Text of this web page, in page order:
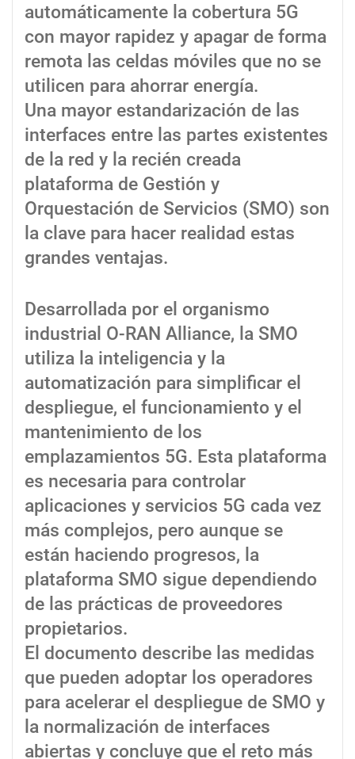
automáticamente la cobertura 5G
con mayor rapidez y apagar de forma
remota las celdas móviles que no se
utilicen para ahorrar energía.
Una mayor estandarización de las
interfaces entre las partes existentes
de la red y la recién creada
plataforma de Gestión y
Orquestación de Servicios (SMO) son
la clave para hacer realidad estas
grandes ventajas.
Desarrollada por el organismo
industrial O-RAN Alliance, la SMO
utiliza la inteligencia y la
automatización para simplificar el
despliegue, el funcionamiento y el
mantenimiento de los
emplazamientos 5G. Esta plataforma
es necesaria para controlar
aplicaciones y servicios 5G cada vez
más complejos, pero aunque se
están haciendo progresos, la
plataforma SMO sigue dependiendo
de las prácticas de proveedores
propietarios.
El documento describe las medidas
que pueden adoptar los operadores
para acelerar el despliegue de SMO y
la normalización de interfaces
abiertas y concluye que el reto más